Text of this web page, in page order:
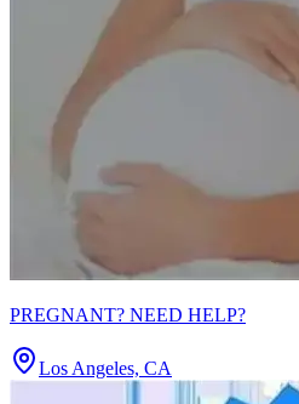
PREGNANT? NEED HELP?
Los Angeles, CA